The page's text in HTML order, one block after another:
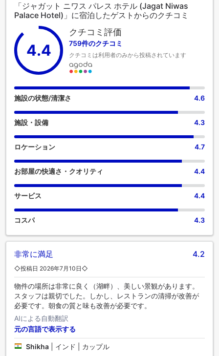
提供しており、快適な滞在をお約束します。街の一流エンタ
ーテイメントをお探しなら、当宿泊施設のチケットサービス
で予約サポートを依頼しましょう。 長期滞在の際や必要な時
には、ランドリーサービスを利用して旅行着を清潔に保つこ
とができます。 当宿泊施設のルームサービスは、ご滞在に最
適なオプションです。 限られた指定区域では、喫煙は排他的
に許可されています。 最高のくつろぎをお約束するため、客
室は魅力的なデザインで、基本的な生活必需品をすべて備
え、楽しい滞在を演出します。 快適なご滞在をお約束するた
め、エアコンやリネンサービスを備えた客室をご用意してお
立したリビングルームやバルコニー、テラスなど、ユニーク
なデザインの客室があります。一部の客室には、室内ビデオ
ストリーミング、日刊新聞、テレビなどのアミューズメント
設備があり、楽しい滞在をお楽しみいただけます。 特定の部
っていて便利です。客室のバスルームには、必要なバスアメ
ニティが備え付けられており、快適な滞在をお約束します。
毎日、ジャガット ニワス パレス ホテルで無料のモーニングミ
ールをお召し上がりください。 食事に出かけたくない場合
できます。 素敵な夜を気軽に体験！当宿泊施設のエンターテ
イメント施設の外に出ることなく、エンターテイメントな夜
テルで楽しめるアクティビティで遊びましょう。 自分へのご
褒美に、スパ施設へ出かけてみてはいかがでしょうか。運動
を訪れることで、活力と健康を維持することができるでしょ
う。
「ジャガット ニワス パレス ホテル (Jagat Niwas
Palace Hotel)」に宿泊したゲストからのクチコミ
4.4
クチコミ評価
759件のクチコミ
クチコミは利用者のみから投稿されています
施設の状態/清潔さ 4.6
施設・設備 4.3
ロケーション 4.7
お部屋の快適さ・クオリティ 4.4
サービス 4.4
コスパ 4.3
非常に満足 4.2
◇投稿日 2026年7月10日◇
物件の場所は非常に良く（湖畔）、美しい景観があります。
スタッフは親切でした。しかし、レストランの清掃が改善が
必要です。朝食の質と味も改善が必要です。
AIによる自動翻訳
元の言語で表示する
Shikha インド | カップル